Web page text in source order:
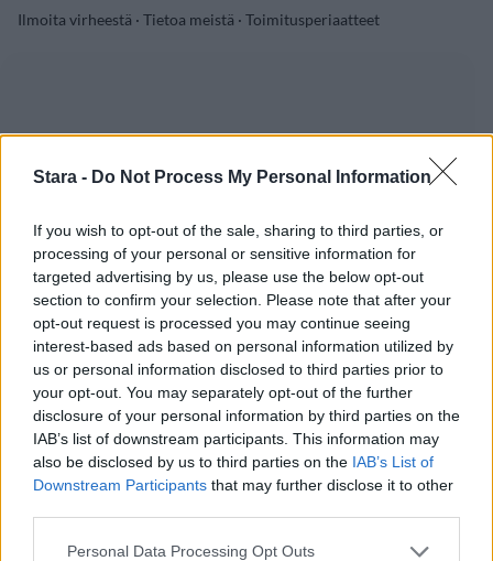
Stara - Do Not Process My Personal Information
If you wish to opt-out of the sale, sharing to third parties, or
processing of your personal or sensitive information for
targeted advertising by us, please use the below opt-out
section to confirm your selection. Please note that after your
opt-out request is processed you may continue seeing
interest-based ads based on personal information utilized by
us or personal information disclosed to third parties prior to
your opt-out. You may separately opt-out of the further
disclosure of your personal information by third parties on the
IAB’s list of downstream participants. This information may
also be disclosed by us to third parties on the IAB’s List of
Downstream Participants that may further disclose it to other
Personal Data Processing Opt Outs
Ilmoita virheestä · Tietoa meistä · Toimitusperiaatteet